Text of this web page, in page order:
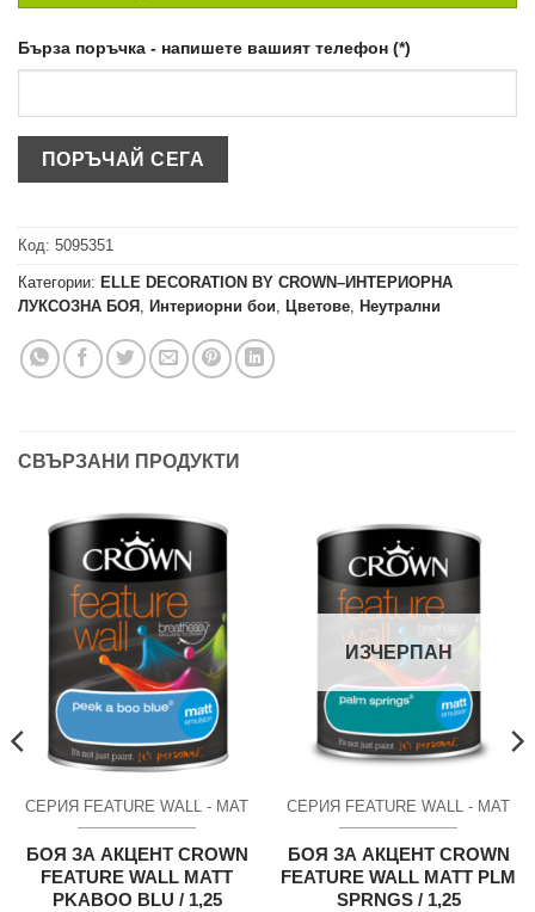
Бърза поръчка - напишете вашият телефон (*)
Код: 5095351
Категории: ELLE DECORATION BY CROWN–ИНТЕРИОРНА
ЛУКСОЗНА БОЯ Интериорни бои Цветове Неутрални
СВЪРЗАНИ ПРОДУКТИ
СЕРИЯ FEATURE WALL - МАТ
БОЯ ЗА АКЦЕНТ CROWN
FEATURE WALL MATT
PKABOO BLU / 1,25
ИЗЧЕРПАН
СЕРИЯ FEATURE WALL - МАТ
БОЯ ЗА АКЦЕНТ CROWN
FEATURE WALL MATT PLM
SPRNGS / 1,25